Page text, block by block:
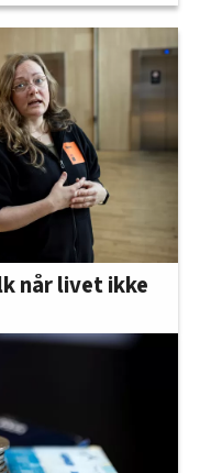
når livet ikke